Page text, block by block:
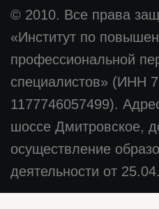
© 2010. Все права
«Институт по
профессиональной
специалистов» (ИНН
1177746057499).
шоссе Дмитровское,
осуществление
деятельности от